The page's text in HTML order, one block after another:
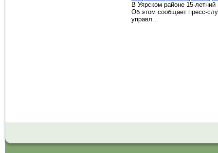
В Уярском районе 15-летний
Об этом сообщает пресс-
управл...